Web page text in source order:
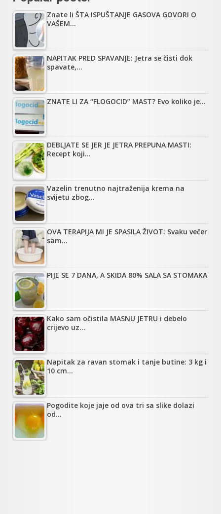
Znate li ŠTA ISPUŠTANJE GASOVA GOVORI O
VAŠEM…
NAPITAK PRED SPAVANJE: Jetra se čisti dok
spavate,…
ZNATE LI ZA “FLOGOCID” MAST? Evo koliko je…
DEBLJATE SE JER JE JETRA PREPUNA MASTI:
Recept koji…
Vazelin trenutno najtraženija krema na
svijetu zbog…
OVA TERAPIJA MI JE SPASILA ŽIVOT: Svaku večer
sam…
PIJE SE 7 DANA, A SKIDA 80% SALA SA STOMAKA
Kako sam očistila MASNU JETRU i debelo
crijevo uz…
Napitak za ravan stomak i tanje butine: 3 kg i
10 cm…
Pogodite koje jaje od ova tri sa slike dolazi
od…